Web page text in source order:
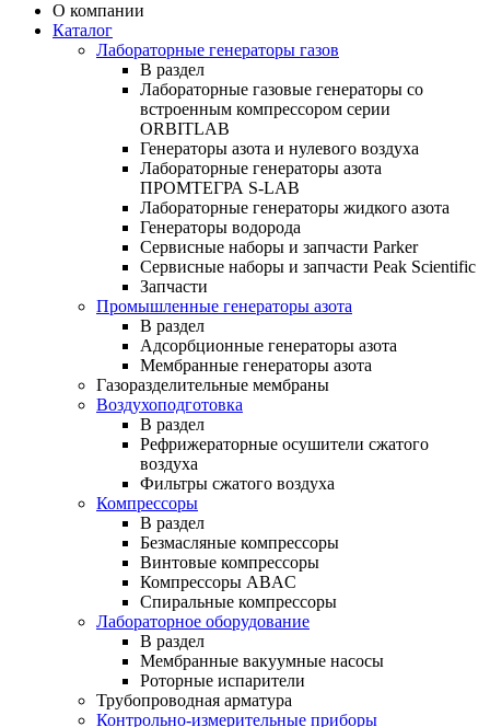
О компании
Каталог
Лабораторные генераторы газов
В раздел
Лабораторные газовые генераторы со
встроенным компрессором серии
ORBITLAB
Генераторы азота и нулевого воздуха
Лабораторные генераторы азота
ПРОМТЕГРА S-LAB
Лабораторные генераторы жидкого азота
Генераторы водорода
Cервисные наборы и запчасти Parker
Сервисные наборы и запчасти Peak Scientific
Запчасти
Промышленные генераторы азота
В раздел
Адсорбционные генераторы азота
Мембранные генераторы азота
Газоразделительные мембраны
Воздухоподготовка
В раздел
Рефрижераторные осушители сжатого
воздуха
Фильтры сжатого воздуха
Компрессоры
В раздел
Безмасляные компрессоры
Винтовые компрессоры
Компрессоры ABAC
Спиральные компрессоры
Лабораторное оборудование
В раздел
Мембранные вакуумные насосы
Роторные испарители
Трубопроводная арматура
Контрольно-измерительные приборы